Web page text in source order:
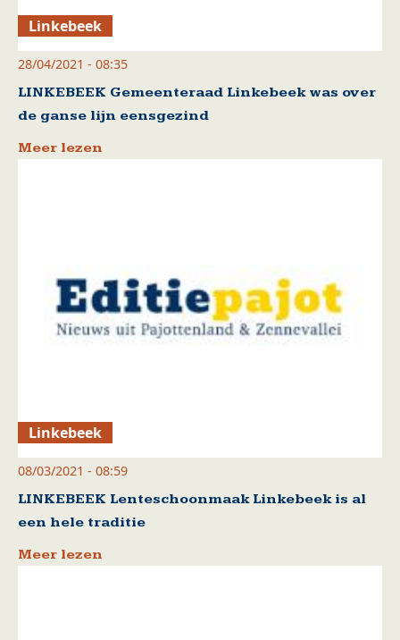
Linkebeek
28/04/2021 - 08:35
LINKEBEEK Gemeenteraad Linkebeek was over
de ganse lijn eensgezind
Meer lezen
Linkebeek
08/03/2021 - 08:59
LINKEBEEK Lenteschoonmaak Linkebeek is al
een hele traditie
Meer lezen